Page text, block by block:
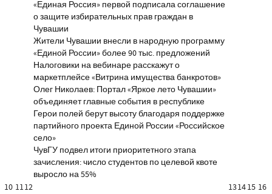
«Единая Россия» первой подписала соглашение
о защите избирательных прав граждан в
Чувашии
Жители Чувашии внесли в народную программу
«Единой России» более 90 тыс. предложений
Налоговики на вебинаре расскажут о
маркетплейсе «Витрина имущества банкротов»
Олег Николаев: Портал «Яркое лето Чувашии»
объединяет главные события в республике
Герои полей берут высоту благодаря поддержке
партийного проекта Единой России «Российское
село»
ЧувГУ подвел итоги приоритетного этапа
зачисления: число студентов по целевой квоте
выросло на 55%
10 1112 131415 16